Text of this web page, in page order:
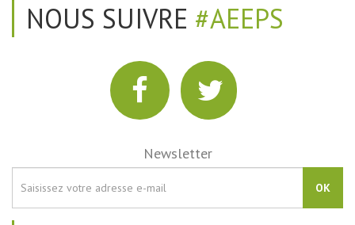
NOUS SUIVRE #AEEPS
Newsletter
OK